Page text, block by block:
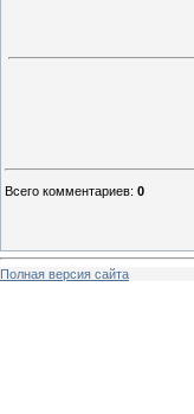
Всего комментариев: 0
Полная версия сайта